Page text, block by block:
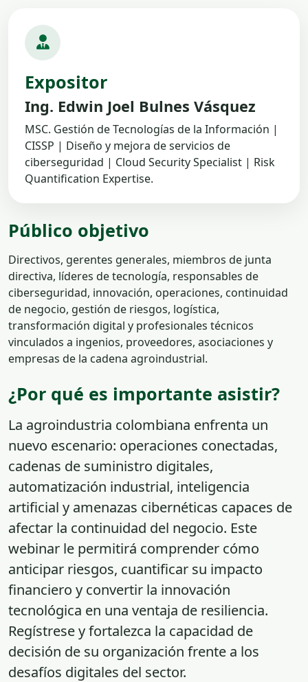
Expositor
Ing. Edwin Joel Bulnes Vásquez
MSC. Gestión de Tecnologías de la Información |
CISSP | Diseño y mejora de servicios de
ciberseguridad | Cloud Security Specialist | Risk
Quantification Expertise.
Público objetivo
Directivos, gerentes generales, miembros de junta
directiva, líderes de tecnología, responsables de
ciberseguridad, innovación, operaciones, continuidad
de negocio, gestión de riesgos, logística,
transformación digital y profesionales técnicos
vinculados a ingenios, proveedores, asociaciones y
empresas de la cadena agroindustrial.
¿Por qué es importante asistir?
La agroindustria colombiana enfrenta un
nuevo escenario: operaciones conectadas,
cadenas de suministro digitales,
automatización industrial, inteligencia
artificial y amenazas cibernéticas capaces de
afectar la continuidad del negocio. Este
webinar le permitirá comprender cómo
anticipar riesgos, cuantificar su impacto
financiero y convertir la innovación
tecnológica en una ventaja de resiliencia.
Regístrese y fortalezca la capacidad de
decisión de su organización frente a los
desafíos digitales del sector.